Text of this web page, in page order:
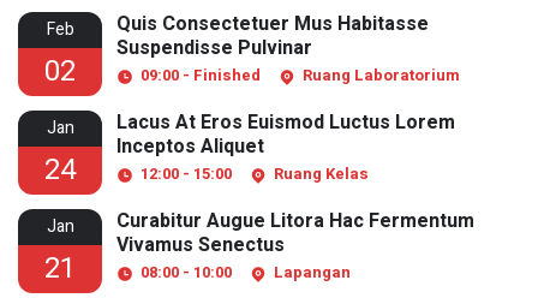
Feb
02
Quis Consectetuer Mus Habitasse
Suspendisse Pulvinar
09:00 - Finished Ruang Laboratorium
Jan
24
Lacus At Eros Euismod Luctus Lorem
Inceptos Aliquet
12:00 - 15:00 Ruang Kelas
Jan
21
Curabitur Augue Litora Hac Fermentum
Vivamus Senectus
08:00 - 10:00 Lapangan